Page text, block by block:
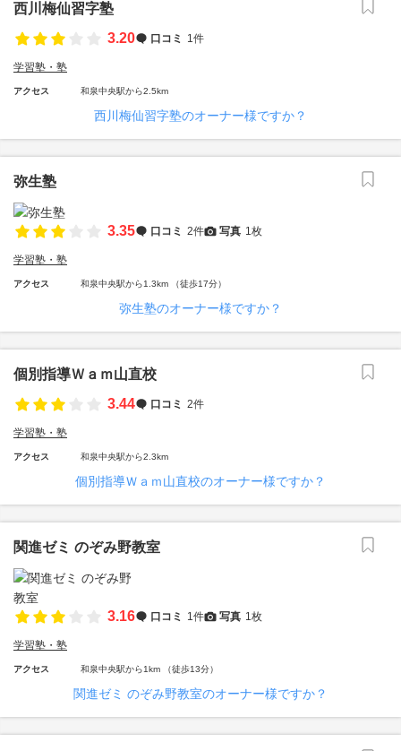
西川梅仙習字塾
3.20
口コミ 1件
学習塾・塾
アクセス 和泉中央駅から2.5km
西川梅仙習字塾のオーナー様ですか？
弥生塾
3.35 口コミ 2件 写真 1枚
学習塾・塾
アクセス 和泉中央駅から1.3km （徒歩17分）
弥生塾のオーナー様ですか？
個別指導Ｗａｍ山直校
3.44
口コミ 2件
学習塾・塾
アクセス 和泉中央駅から2.3km
個別指導Ｗａｍ山直校のオーナー様ですか？
関進ゼミ のぞみ野教室
3.16 口コミ 1件 写真 1枚
学習塾・塾
アクセス 和泉中央駅から1km （徒歩13分）
関進ゼミ のぞみ野教室のオーナー様ですか？